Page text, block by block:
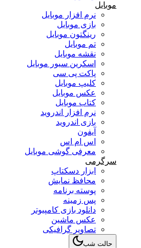
موبایل
نرم افزار موبایل
بازی موبایل
رینگتون موبایل
تم موبایل
نقشه موبایل
اسکرین سیور موبایل
پاکت پی سی
کلیپ موبایل
عکس موبایل
کتاب موبایل
نرم افزار اندروید
بازی اندروید
آیفون
اس ام اس
معرفی گوشی موبایل
سرگرمی
ابزار دسکتاپ
محافظ نمایش
پوسته برنامه
پس زمینه
دانلود بازی کامپیوتر
عکس ماشین
تصاویر گرافیکی
حالت شب